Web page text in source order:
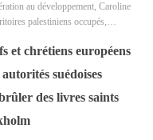
au développement, Caroline
palestiniens occupés,…
et chrétiens européens
suédoises
des livres saints